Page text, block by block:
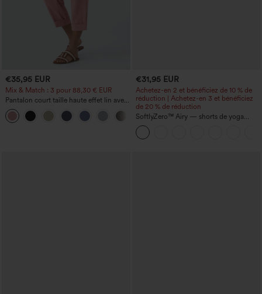
€35,95 EUR
Mix & Match : 3 pour 88,30 € EUR
Pantalon court taille haute effet lin avec
poche zippée
+7
€31,95 EUR
Achetez-en 2 et bénéficiez de 10 % de
réduction | Achetez-en 3 et bénéficiez
de 20 % de réduction
SoftlyZero™ Airy — shorts de yoga
super taille haute 2-en-1 InstantCool
avec poches